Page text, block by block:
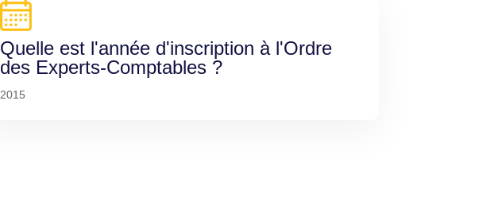
Quelle est l'année d'inscription à l'Ordre
des Experts-Comptables ?
2015